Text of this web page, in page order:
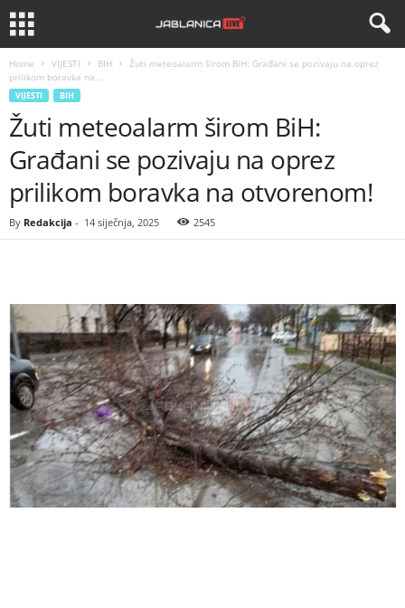
Home VIJESTI BIH
Žuti meteoalarm širom BiH: Građani se pozivaju na oprez
prilikom boravka na...
VIJESTI BIH
Žuti meteoalarm širom BiH:
Građani se pozivaju na oprez
prilikom boravka na otvorenom!
By Redakcija - 14 siječnja, 2025 2545